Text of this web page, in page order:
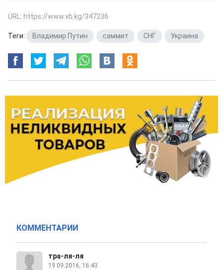
URL: https://www.vb.kg/347236
Теги: Владимир Путин саммит СНГ Украина
КОММЕНТАРИИ
тра-ля-ля
19.09.2016, 16:43